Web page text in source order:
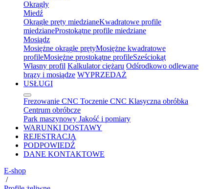
Okrągły
Miedź
Okrągłe pręty miedzianeKwadratowe profile
miedzianeProstokątne profile miedziane
Mosiądz
Mosiężne okrągłe prętyMosiężne kwadratowe
profileMosiężne prostokątne profileSześciokąt
Własny profil Kalkulator ciężaru Odśrodkowo odlewane
brązy i mosiądze WYPRZEDAŻ
USŁUGI
Frezowanie CNC Toczenie CNC Klasyczna obróbka
Centrum obróbcze
Park maszynowy Jakość i pomiary
WARUNKI DOSTAWY
REJESTRACJA
PODPOWIEDŹ
DANE KONTAKTOWE
E-shop
/